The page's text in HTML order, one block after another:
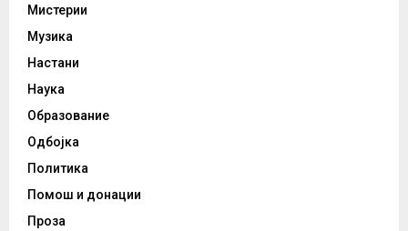
Мистерии
Музика
Настани
Наука
Образование
Одбојка
Политика
Помош и донации
Проза